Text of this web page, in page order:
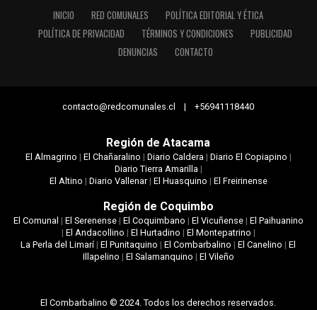
INICIO RED COMUNALES
POLÍTICA EDITORIAL Y ÉTICA
POLÍTICA DE PRIVACIDAD
TÉRMINOS Y CONDICIONES
PUBLICIDAD
DENUNCIAS
CONTACTO
contacto@redcomunales.cl | +56941118440
Región de Atacama
El Almagrino | El Chañaralino | Diario Caldera| Diario El Copiapino |
Diario Tierra Amarilla|
El Altino | Diario Vallenar| El Huasquino | El Freirinense
Región de Coquimbo
El Comunal | El Serenense| El Coquimbano | El Vicuñense| El Paihuanino
| El Andacollino | El Hurtadino | El Montepatrino |
La Perla del Limarí|El Punitaquino |El Combarbalino |El Canelino |El
Illapelino | El Salamanquino | El Vileño
El Combarbalino © 2024. Todos los derechos reservados.